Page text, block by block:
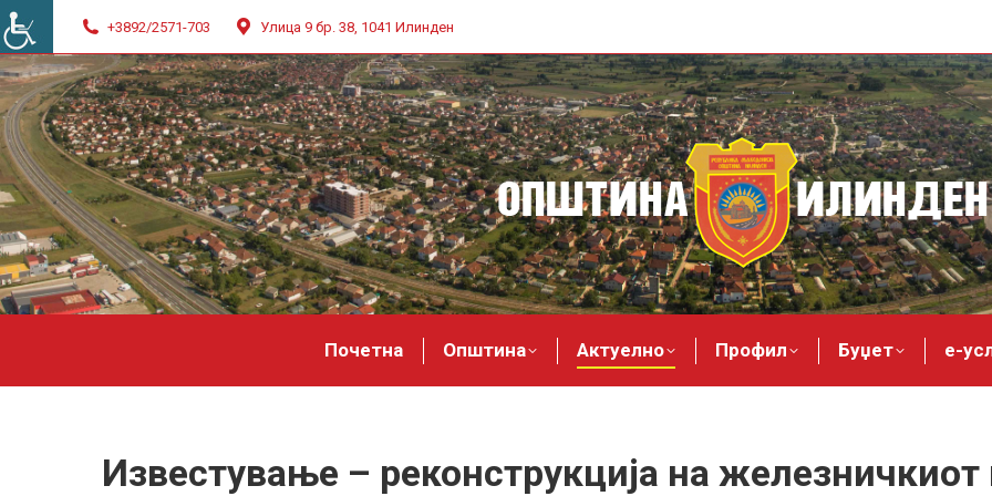
+3892/2571-703 Улица 9 бр. 38, 1041 Илинден
Почетна Општина Актуелно Профил Буџет е-
Известување – реконструкција на